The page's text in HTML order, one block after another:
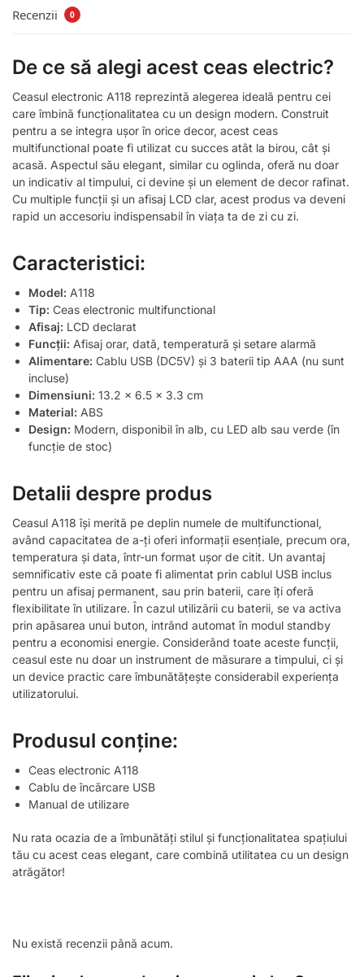
Recenzii 0
De ce să alegi acest ceas electric?
Ceasul electronic A118 reprezintă alegerea ideală pentru cei
care îmbină funcționalitatea cu un design modern. Construit
pentru a se integra ușor în orice decor, acest ceas
multifunctional poate fi utilizat cu succes atât la birou, cât și
acasă. Aspectul său elegant, similar cu oglinda, oferă nu doar
un indicativ al timpului, ci devine și un element de decor rafinat.
Cu multiple funcții și un afisaj LCD clar, acest produs va deveni
rapid un accesoriu indispensabil în viața ta de zi cu zi.
Caracteristici:
Model: A118
Tip: Ceas electronic multifunctional
Afisaj: LCD declarat
Funcții: Afisaj orar, dată, temperatură și setare alarmă
Alimentare: Cablu USB (DC5V) și 3 baterii tip AAA (nu sunt
incluse)
Dimensiuni: 13.2 x 6.5 x 3.3 cm
Material: ABS
Design: Modern, disponibil în alb, cu LED alb sau verde (în
funcție de stoc)
Detalii despre produs
Ceasul A118 își merită pe deplin numele de multifunctional,
având capacitatea de a-ți oferi informații esențiale, precum ora,
temperatura și data, într-un format ușor de citit. Un avantaj
semnificativ este că poate fi alimentat prin cablul USB inclus
pentru un afisaj permanent, sau prin baterii, care îți oferă
flexibilitate în utilizare. În cazul utilizării cu baterii, se va activa
prin apăsarea unui buton, intrând automat în modul standby
pentru a economisi energie. Considerând toate aceste funcții,
ceasul este nu doar un instrument de măsurare a timpului, ci și
un device practic care îmbunătățește considerabil experiența
utilizatorului.
Produsul conține:
Ceas electronic A118
Cablu de încărcare USB
Manual de utilizare
Nu rata ocazia de a îmbunătăți stilul și funcționalitatea spațiului
tău cu acest ceas elegant, care combină utilitatea cu un design
atrăgător!
Nu există recenzii până acum.